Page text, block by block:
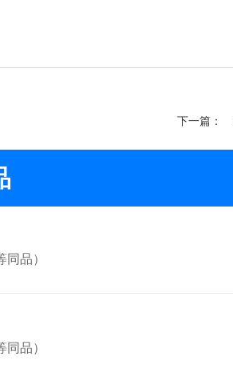
下一篇：
品）
品）